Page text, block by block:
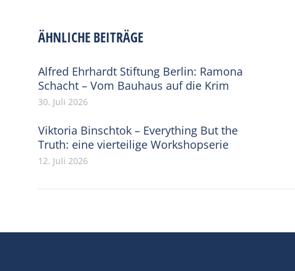
ÄHNLICHE BEITRÄGE
Alfred Ehrhardt Stiftung Berlin: Ramona
Schacht – Vom Bauhaus auf die Krim
30. Juli 2026
Viktoria Binschtok – Everything But the
Truth: eine vierteilige Workshopserie
12. Juli 2026